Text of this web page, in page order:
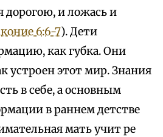
дорогою, и ложась и
6:6-7). Дети
как губка. Они
устроен этот мир. Знания
в себе, а основным
в раннем детстве
мать учит ре